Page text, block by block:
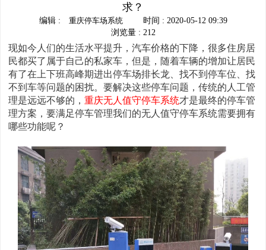
求？
编辑 : 重庆停车场系统
时间 : 2020-05-12 09:39
浏览量 : 212
现如今人们的生活水平提升，汽车价格的下降，很多住房居
民都买了属于自己的私家车，但是，随着车辆的增加让居民
有了在上下班高峰期进出停车场排长龙、找不到停车位、找
不到车等问题的困扰。要解决这些停车问题，传统的人工管
理是远远不够的， 重庆无人值守停车系统才是最终的停车管
理方案，要满足停车管理我们的无人值守停车系统需要拥有
哪些功能呢？